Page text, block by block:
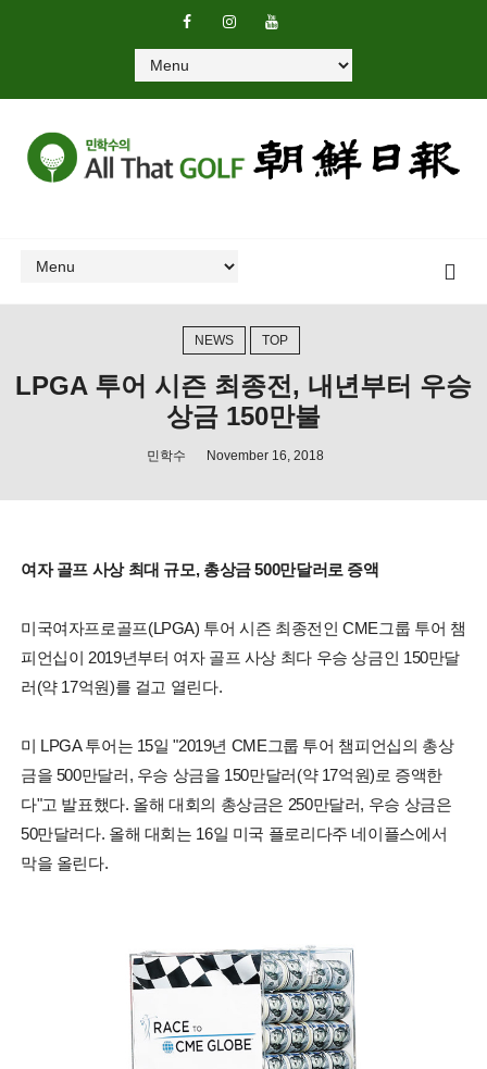
NEWS TOP
LPGA 투어 시즌 최종전, 내년부터 우승
상금 150만불
민학수 November 16, 2018
여자 골프 사상 최대 규모, 총상금 500만달러로 증액
미국여자프로골프(LPGA) 투어 시즌 최종전인 CME그룹 투어 챔
피언십이 2019년부터 여자 골프 사상 최다 우승 상금인 150만달
러(약 17억원)를 걸고 열린다.
미 LPGA 투어는 15일 "2019년 CME그룹 투어 챔피언십의 총상
금을 500만달러, 우승 상금을 150만달러(약 17억원)로 증액한
다"고 발표했다. 올해 대회의 총상금은 250만달러, 우승 상금은
50만달러다. 올해 대회는 16일 미국 플로리다주 네이플스에서
막을 올린다.